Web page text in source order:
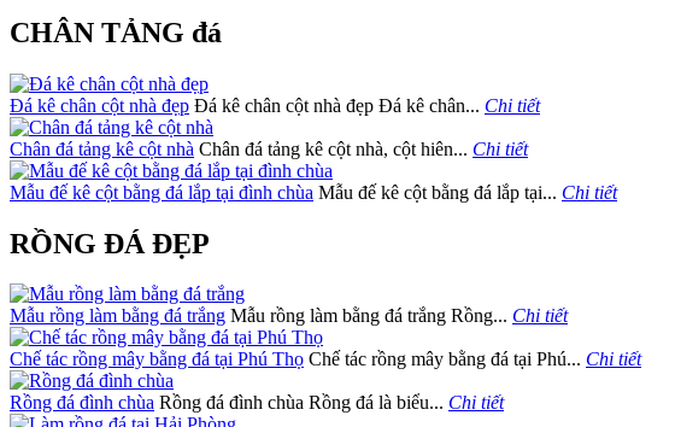
CHÂN TẢNG đá
Đá kê chân cột nhà đẹp Đá kê chân cột nhà đẹp Đá kê chân... Chi tiết
Chân đá tảng kê cột nhà Chân đá tảng kê cột nhà, cột hiên... Chi tiết
Mẫu đế kê cột bằng đá lắp tại đình chùa Mẫu đế kê cột bằng đá lắp tại... Chi tiết
RỒNG ĐÁ ĐẸP
Mẫu rồng làm bằng đá trắng Mẫu rồng làm bằng đá trắng Rồng... Chi tiết
Chế tác rồng mây bằng đá tại Phú Thọ Chế tác rồng mây bằng đá tại Phú... Chi tiết
Rồng đá đình chùa Rồng đá đình chùa Rồng đá là biểu... Chi tiết